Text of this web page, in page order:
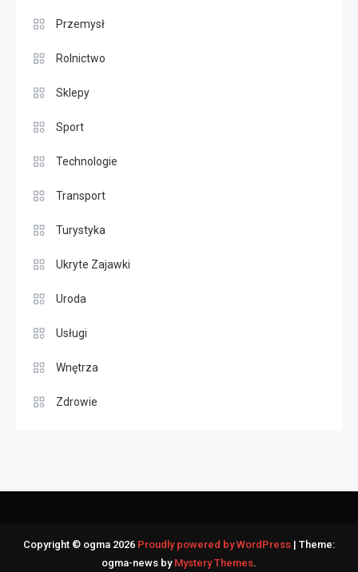
Przemysł
Rolnictwo
Sklepy
Sport
Technologie
Transport
Turystyka
Ukryte Zajawki
Uroda
Usługi
Wnętrza
Zdrowie
Copyright © ogma 2026 Proudly powered by WordPress | Theme:
ogma-news by Mystery Themes.